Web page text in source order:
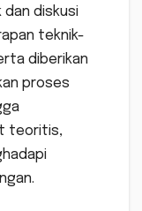
diskusi
teknik-
diberikan
proses
teoritis,